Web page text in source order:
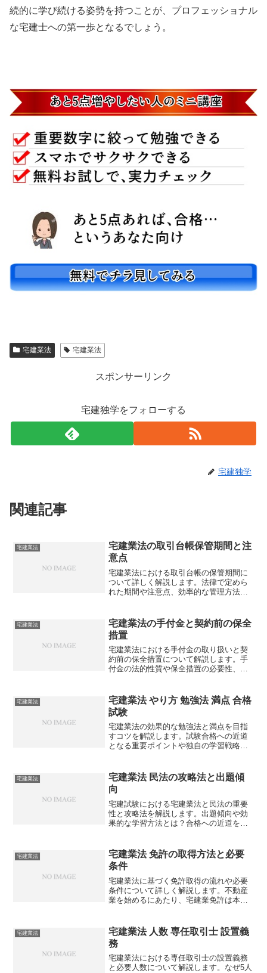
続的に学び続ける姿勢を持つことが、プロフェッショナル
な宅建士への第一歩となるでしょう。
宅建業法 宅建業法
スポンサーリンク
宅建独学をフォローする
宅建独学
関連記事
宅建業法
宅建業法の取引台帳保管期間と注
意点
宅建業法における取引台帳の保管期間に
ついて詳しく解説します。法律で定めら
れた期間や注意点、効率的な管理方法ま
宅建業法
宅建業法の手付金と契約前の保全
措置
宅建業法における手付金の取り扱いと契
約前の保全措置について解説します。手
付金の法的性質や保全措置の必要性、具
うに適用されているのでしょうか？
宅建業法
宅建業法 やり方 勉強法 満点 合格
試験
宅建業法の効果的な勉強法と満点を目指
すコツを解説します。試験合格への近道
となる重要ポイントや独自の学習戦略も
に宅建業法を攻略しますか？
宅建業法
宅建業法 民法の攻略法と出題傾
向
宅建試験における宅建業法と民法の重要
性と攻略法を解説します。出題傾向や効
果的な学習方法とは？合格への近道を探
宅建業法
宅建業法 免許の取得方法と必要
条件
宅建業法に基づく免許取得の流れや必要
条件について詳しく解説します。不動産
業を始めるにあたり、宅建業免許は本当
宅建業法
宅建業法 人数 専任取引士 設置義
務
宅建業法における専任取引士の設置義務
と必要人数について解説します。なぜ5人